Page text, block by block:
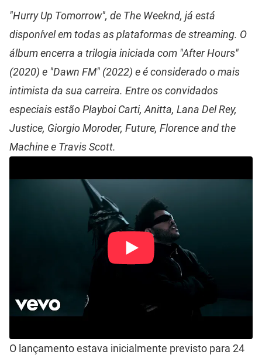
"Hurry Up Tomorrow", de The Weeknd, já está
disponível em todas as plataformas de streaming. O
álbum encerra a trilogia iniciada com "After Hours"
(2020) e "Dawn FM" (2022) e é considerado o mais
intimista da sua carreira. Entre os convidados
especiais estão Playboi Carti, Anitta, Lana Del Rey,
Justice, Giorgio Moroder, Future, Florence and the
Machine e Travis Scott.
O lançamento estava inicialmente previsto para 24